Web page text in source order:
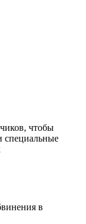
чтобы
специальные